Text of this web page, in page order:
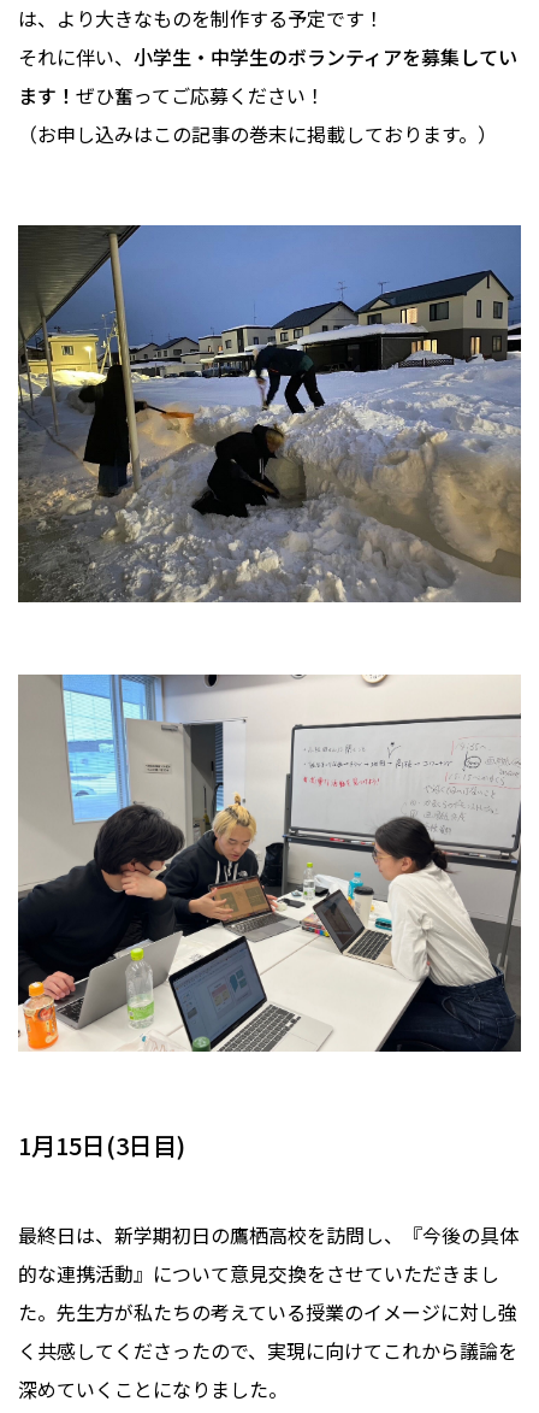
は、より大きなものを制作する予定です！
それに伴い、 小学生・中学生のボランティアを募集してい
ます！ ぜひ奮ってご応募ください！
（お申し込みはこの記事の巻末に掲載しております。）
1月15日(3日目)
最終日は、新学期初日の鷹栖高校を訪問し、『今後の具体
的な連携活動』について意見交換をさせていただきまし
た。先生方が私たちの考えている授業のイメージに対し強
く共感してくださったので、実現に向けてこれから議論を
深めていくことになりました。